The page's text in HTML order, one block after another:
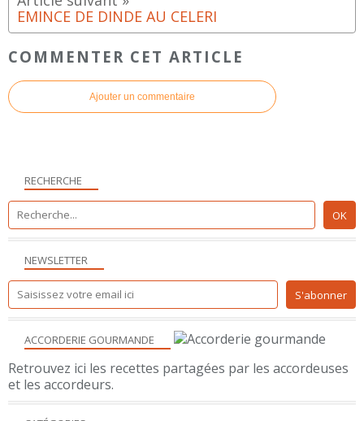
EMINCE DE DINDE AU CELERI
COMMENTER CET ARTICLE
Ajouter un commentaire
NEWSLETTER
RECHERCHE
ACCORDERIE GOURMANDE
Retrouvez ici les recettes partagées par les accordeuses
et les accordeurs.